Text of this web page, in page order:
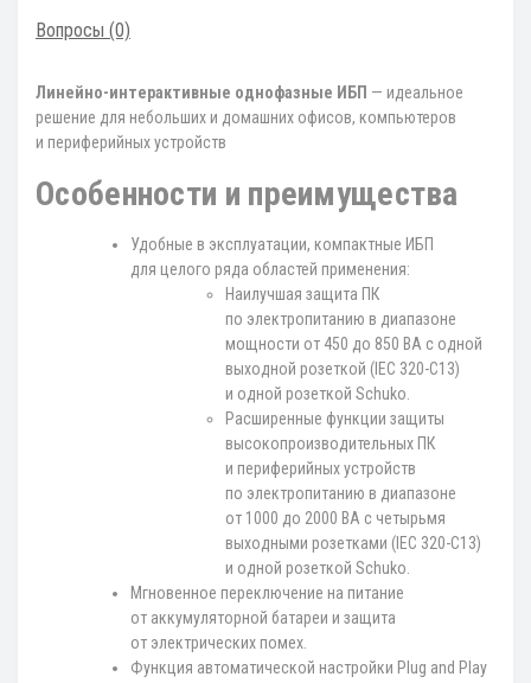
Вопросы (0)
Линейно-интерактивные однофазные ИБП — идеальное
решение для небольших и домашних офисов, компьютеров
и периферийных устройств
Особенности и преимущества
Удобные в эксплуатации, компактные ИБП
для целого ряда областей применения:
Наилучшая защита ПК
по электропитанию в диапазоне
мощности от 450 до 850 ВА с одной
выходной розеткой (IEC 320-C13)
и одной розеткой Schuko.
Расширенные функции защиты
высокопроизводительных ПК
и периферийных устройств
по электропитанию в диапазоне
от 1000 до 2000 ВА с четырьмя
выходными розетками (IEC 320-C13)
и одной розеткой Schuko.
Мгновенное переключение на питание
от аккумуляторной батареи и защита
от электрических помех.
Функция автоматической настройки Plug and Play